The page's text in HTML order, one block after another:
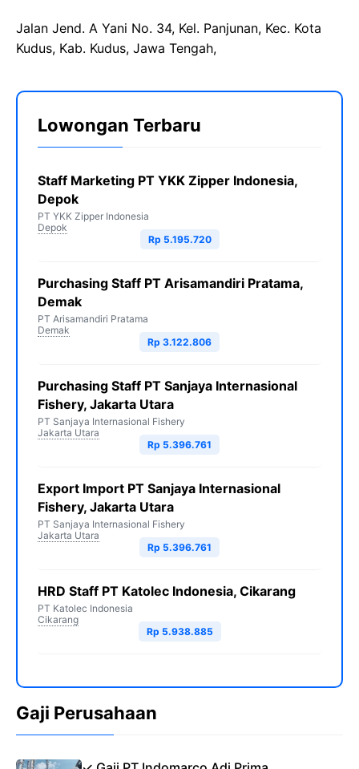
Jalan Jend. A Yani No. 34, Kel. Panjunan, Kec. Kota
Kudus, Kab. Kudus, Jawa Tengah,
Lowongan Terbaru
Staff Marketing PT YKK Zipper Indonesia,
Depok
PT YKK Zipper Indonesia
Depok
Rp 5.195.720
Purchasing Staff PT Arisamandiri Pratama,
Demak
PT Arisamandiri Pratama
Demak
Rp 3.122.806
Purchasing Staff PT Sanjaya Internasional
Fishery, Jakarta Utara
PT Sanjaya Internasional Fishery
Jakarta Utara
Rp 5.396.761
Export Import PT Sanjaya Internasional
Fishery, Jakarta Utara
PT Sanjaya Internasional Fishery
Jakarta Utara
Rp 5.396.761
HRD Staff PT Katolec Indonesia, Cikarang
PT Katolec Indonesia
Cikarang
Rp 5.938.885
Gaji Perusahaan